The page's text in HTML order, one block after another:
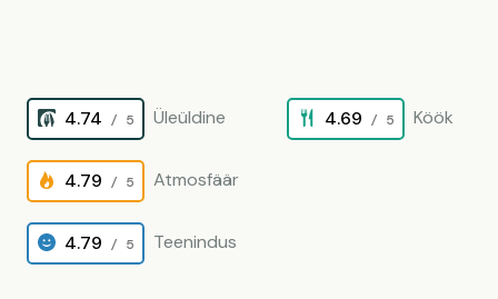
4.74 / 5 Üleüldine 4.69 / 5 Köök
4.79 / 5 Atmosfäär
4.79 / 5 Teenindus